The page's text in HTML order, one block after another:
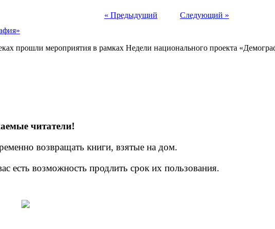
« Предыдущий
Следующий »
прошли мероприятия в рамках Недели национального проекта
читатели!
возвращать книги, взятые на дом.
есть возможность продлить срок их пользования.